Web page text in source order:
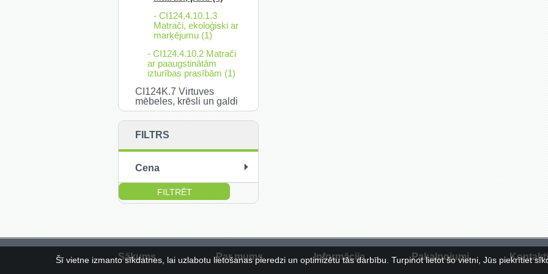
Šī vietne izmanto sīkdatnes, lai uzlabotu lietošanas pieredzi un optimizētu tās darbību. Turpinot lietot šo vietni, Jūs piekrītiet
- CI124.4.10.1.3
Matrači, ekoloģiski ar
marķējumu (1)
- CI124.4.10.2 Matrači
ar paaugstinātām
izturības prasībām (1)
CI124K.7 Virtuves
mēbeles, krēsli un galdi
FILTRS
Cena
līdz:
Sākums Par mums Informācija Pakalpojumi Kontakti